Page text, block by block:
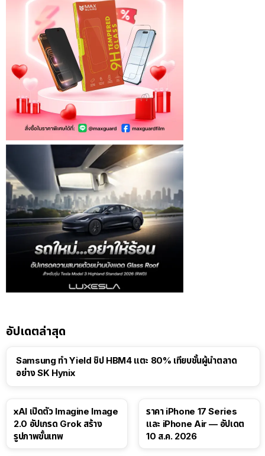
อัปเดตล่าสุด
Samsung ทำ Yield ชิป HBM4 แตะ 80% เทียบชั้นผู้นำตลาด
อย่าง SK Hynix
xAI เปิดตัว Imagine Image
2.0 อัปเกรด Grok สร้าง
รูปภาพขั้นเทพ
ราคา iPhone 17 Series
และ iPhone Air — อัปเดต
10 ส.ค. 2026